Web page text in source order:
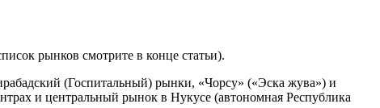
рынков смотрите в конце статьи).
(Госпитальный) рынки, «Чорсу» («Эска жува») и
и центральный рынок в Нукусе (автономная Республика